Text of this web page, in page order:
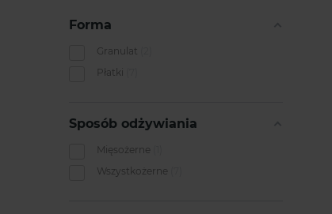
Forma
Granulat
Płatki
Sposób odżywiania
Mięsożerne
Wszystkożerne